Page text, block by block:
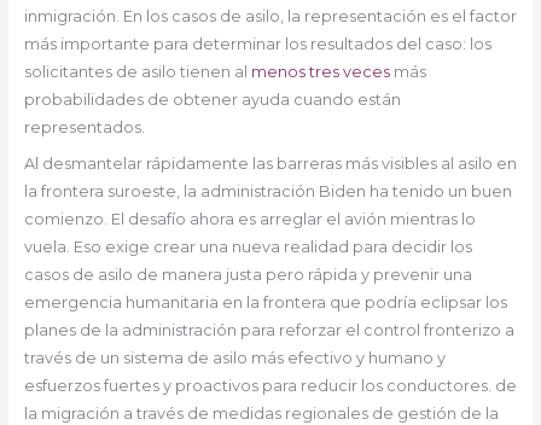
inmigración. En los casos de asilo, la representación es el factor
más importante para determinar los resultados del caso: los
solicitantes de asilo tienen al menos tres vecesmás
probabilidades de obtener ayuda cuando están
representados.
Al desmantelar rápidamente las barreras más visibles al asilo en
la frontera suroeste, la administración Biden ha tenido un buen
comienzo. El desafío ahora es arreglar el avión mientras lo
vuela. Eso exige crear una nueva realidad para decidir los
casos de asilo de manera justa pero rápida y prevenir una
emergencia humanitaria en la frontera que podría eclipsar los
planes de la administración para reforzar el control fronterizo a
través de un sistema de asilo más efectivo y humano y
esfuerzos fuertes y proactivos para reducir los conductores. de
la migración a través de medidas regionales de gestión de la